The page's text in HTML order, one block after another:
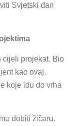
Svjetski dan
cijeli projekat. Bio
kao ovaj.
koje idu do vrha
dobiti žičaru.